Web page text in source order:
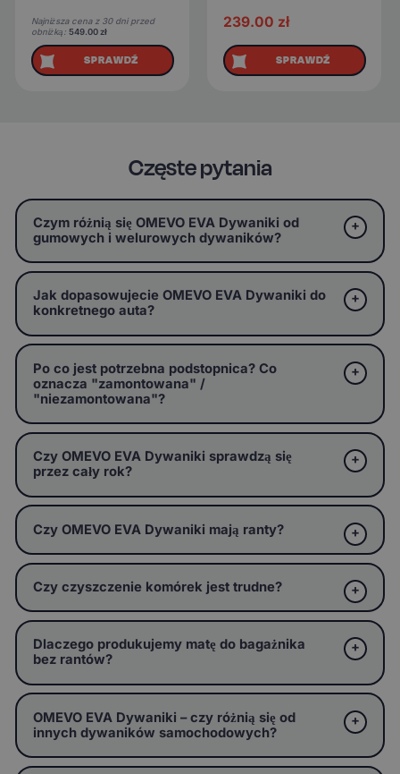
Najniższa cena z 30 dni przed
obniżką: 549.00zł
SPRAWDŹ
239.00 zł
SPRAWDŹ
Częste pytania
Czym różnią się OMEVO EVA Dywaniki od
gumowych i welurowych dywaników?
Jak dopasowujecie OMEVO EVA Dywaniki do
konkretnego auta?
Po co jest potrzebna podstopnica? Co
oznacza "zamontowana" /
"niezamontowana"?
Czy OMEVO EVA Dywaniki sprawdzą się
przez cały rok?
Czy OMEVO EVA Dywaniki mają ranty?
Czy czyszczenie komórek jest trudne?
Dlaczego produkujemy matę do bagażnika
bez rantów?
OMEVO EVA Dywaniki – czy różnią się od
innych dywaników samochodowych?